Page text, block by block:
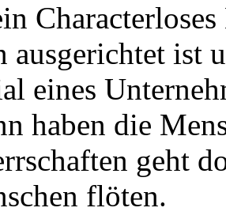
ausgerichtet ist
eines
haben die
geht
flöten.